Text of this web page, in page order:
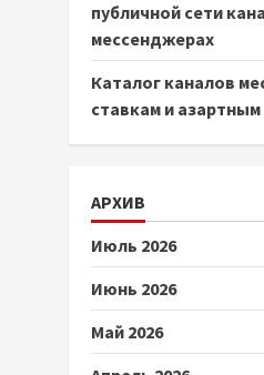
публичной сети
мессенджерах
Каталог каналов
ставкам и азартным
АРХИВ
Июль 2026
Июнь 2026
Май 2026